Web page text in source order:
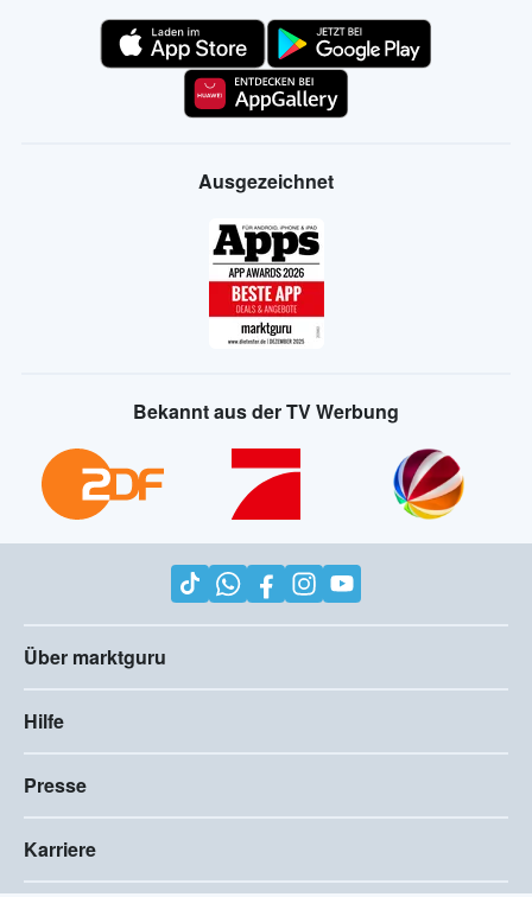
Ausgezeichnet
Bekannt aus der TV Werbung
Über marktguru
Hilfe
Presse
Karriere